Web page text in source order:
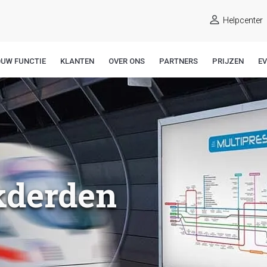
Helpcenter
FUNCTIE KLANTEN OVER ONS PARTNERS PRIJZEN